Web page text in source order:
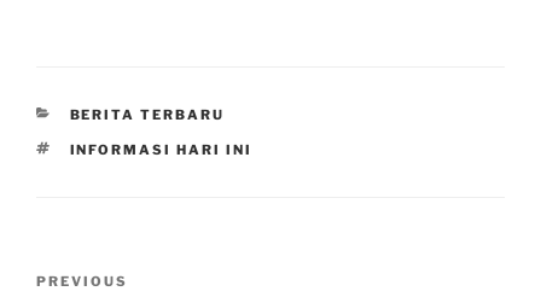
CATEGORIES
BERITA TERBARU
TAGS
INFORMASI HARI INI
Previous
PREVIOUS